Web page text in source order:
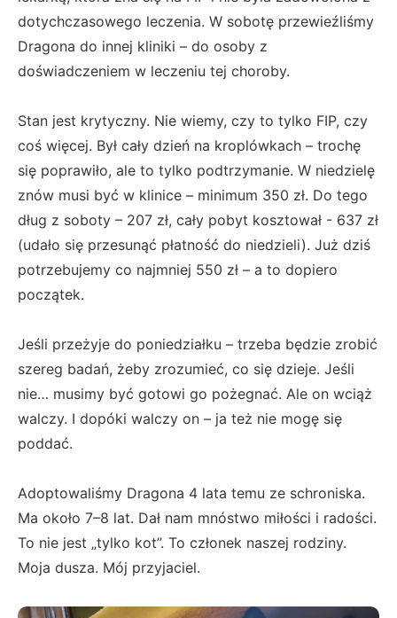
dotychczasowego leczenia. W sobotę przewieźliśmy
Dragona do innej kliniki – do osoby z
doświadczeniem w leczeniu tej choroby.
Stan jest krytyczny. Nie wiemy, czy to tylko FIP, czy
coś więcej. Był cały dzień na kroplówkach – trochę
się poprawiło, ale to tylko podtrzymanie. W niedzielę
znów musi być w klinice – minimum 350 zł. Do tego
dług z soboty – 207 zł, cały pobyt kosztował - 637 zł
(udało się przesunąć płatność do niedzieli). Już dziś
potrzebujemy co najmniej 550 zł – a to dopiero
początek.
Jeśli przeżyje do poniedziałku – trzeba będzie zrobić
szereg badań, żeby zrozumieć, co się dzieje. Jeśli
nie… musimy być gotowi go pożegnać. Ale on wciąż
walczy. I dopóki walczy on – ja też nie mogę się
poddać.
Adoptowaliśmy Dragona 4 lata temu ze schroniska.
Ma około 7–8 lat. Dał nam mnóstwo miłości i radości.
To nie jest „tylko kot”. To członek naszej rodziny.
Moja dusza. Mój przyjaciel.